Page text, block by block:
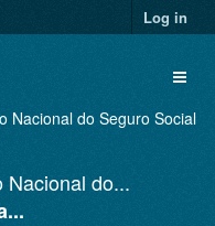
Log in
Nacional do...